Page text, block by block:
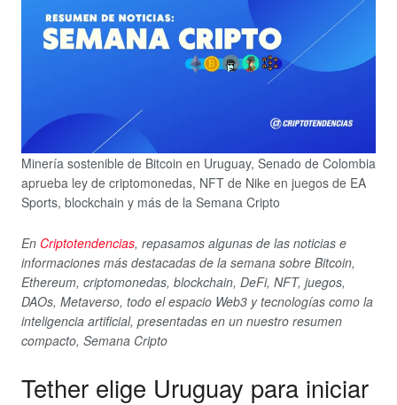
Minería sostenible de Bitcoin en Uruguay, Senado de Colombia
aprueba ley de criptomonedas, NFT de Nike en juegos de EA
Sports, blockchain y más de la Semana Cripto
En Criptotendencias, repasamos algunas de las noticias e
informaciones más destacadas de la semana sobre Bitcoin,
Ethereum, criptomonedas, blockchain, DeFi, NFT, juegos,
DAOs, Metaverso, todo el espacio Web3 y tecnologías como la
inteligencia artificial, presentadas en un nuestro resumen
compacto, Semana Cripto
Tether elige Uruguay para iniciar